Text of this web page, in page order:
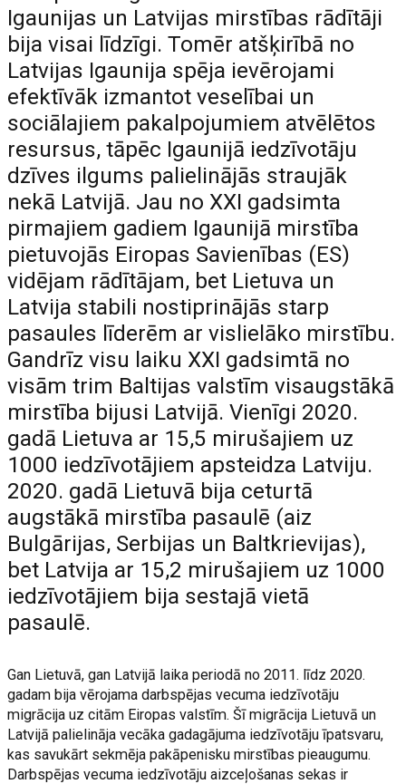
Igaunijas un Latvijas mirstības rādītāji
bija visai līdzīgi. Tomēr atšķirībā no
Latvijas Igaunija spēja ievērojami
efektīvāk izmantot veselībai un
sociālajiem pakalpojumiem atvēlētos
resursus, tāpēc Igaunijā iedzīvotāju
dzīves ilgums palielinājās straujāk
nekā Latvijā. Jau no XXI gadsimta
pirmajiem gadiem Igaunijā mirstība
pietuvojās Eiropas Savienības (ES)
vidējam rādītājam, bet Lietuva un
Latvija stabili nostiprinājās starp
pasaules līderēm ar vislielāko mirstību.
Gandrīz visu laiku XXI gadsimtā no
visām trim Baltijas valstīm visaugstākā
mirstība bijusi Latvijā. Vienīgi 2020.
gadā Lietuva ar 15,5 mirušajiem uz
1000 iedzīvotājiem apsteidza Latviju.
2020. gadā Lietuvā bija ceturtā
augstākā mirstība pasaulē (aiz
Bulgārijas, Serbijas un Baltkrievijas),
bet Latvija ar 15,2 mirušajiem uz 1000
iedzīvotājiem bija sestajā vietā
pasaulē.
Gan Lietuvā, gan Latvijā laika periodā no 2011. līdz 2020.
gadam bija vērojama darbspējas vecuma iedzīvotāju
migrācija uz citām Eiropas valstīm. Šī migrācija Lietuvā un
Latvijā palielināja vecāka gadagājuma iedzīvotāju īpatsvaru,
kas savukārt sekmēja pakāpenisku mirstības pieaugumu.
Darbspējas vecuma iedzīvotāju aizceļošanas sekas ir